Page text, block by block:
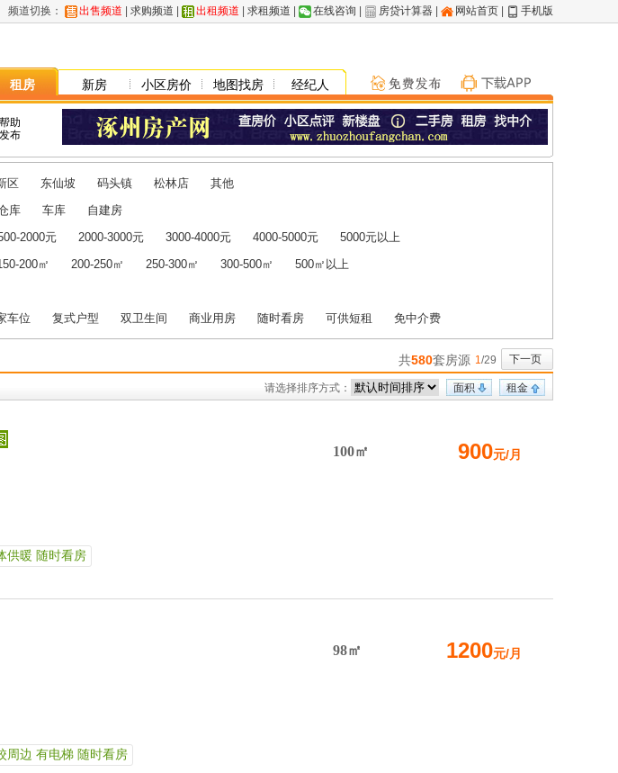
频道切换： 出售频道 求购频道 出租频道 求租频道 在线咨询 房贷计算器 网站首页 手机版
租房 新房 小区房价 地图找房 经纪人
助
布
区 东仙坡 码头镇 松林店
其他
库 车库
自建房
2000元 2000-3000元 3000-4000元 4000-5000元
5000元以上
200㎡ 200-250㎡ 250-300㎡ 300-500㎡
500㎡以上
车位 复式户型 双卫生间 商业用房 随时看房 可供短租 免中介费
下一页
1/29
共580套房源
租金
面积
请选择排序方式：
供暖 随时看房
100㎡ 900元/月
周边 有电梯 随时看房
98㎡ 1200元/月